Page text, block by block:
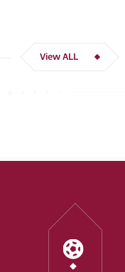
View ALL